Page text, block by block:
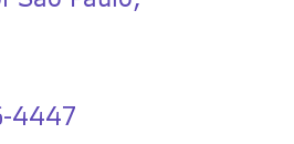
4447